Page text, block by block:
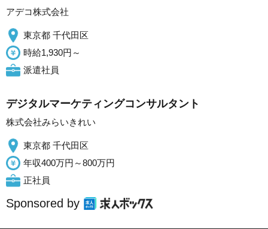
アデコ株式会社
東京都 千代田区
時給1,930円～
派遣社員
デジタルマーケティングコンサルタント
株式会社みらいきれい
東京都 千代田区
年収400万円～800万円
正社員
Sponsored by